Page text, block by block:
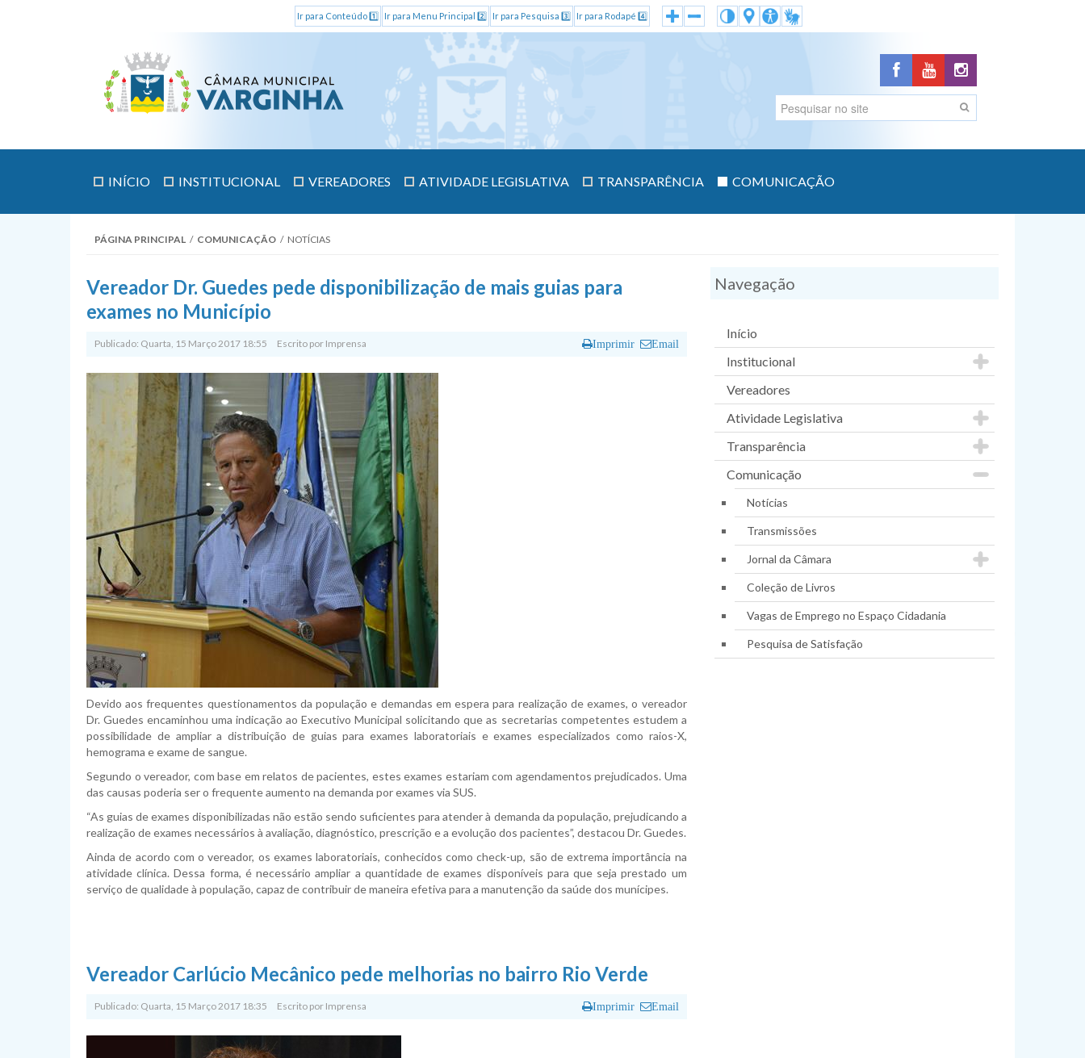
Ir para Conteúdo 1️⃣ Ir para Menu Principal 2️⃣ Ir para Pesquisa 3️⃣ Ir para Rodapé 4️⃣
INÍCIO INSTITUCIONAL VEREADORES ATIVIDADE LEGISLATIVA TRANSPARÊNCIA COMUNICAÇÃO
PÁGINA PRINCIPAL / COMUNICAÇÃO / NOTÍCIAS
Vereador Dr. Guedes pede disponibilização de mais guias para
exames no Município
Publicado: Quarta, 15 Março 2017 18:55 Escrito por Imprensa Imprimir Email
Devido aos frequentes questionamentos da população e demandas em espera para realização de exames, o vereador
Dr. Guedes encaminhou uma indicação ao Executivo Municipal solicitando que as secretarias competentes estudem a
possibilidade de ampliar a distribuição de guias para exames laboratoriais e exames especializados como raios-X,
hemograma e exame de sangue.
Segundo o vereador, com base em relatos de pacientes, estes exames estariam com agendamentos prejudicados. Uma
das causas poderia ser o frequente aumento na demanda por exames via SUS.
“As guias de exames disponibilizadas não estão sendo suficientes para atender à demanda da população, prejudicando a
realização de exames necessários à avaliação, diagnóstico, prescrição e a evolução dos pacientes”, destacou Dr. Guedes.
Ainda de acordo com o vereador, os exames laboratoriais, conhecidos como check-up, são de extrema importância na
atividade clínica. Dessa forma, é necessário ampliar a quantidade de exames disponíveis para que seja prestado um
serviço de qualidade à população, capaz de contribuir de maneira efetiva para a manutenção da saúde dos munícipes.
Vereador Carlúcio Mecânico pede melhorias no bairro Rio Verde
Publicado: Quarta, 15 Março 2017 18:35 Escrito por Imprensa Imprimir Email
Navegação
Início
Institucional
Vereadores
Atividade Legislativa
Transparência
Comunicação
Notícias
Transmissões
Jornal da Câmara
Coleção de Livros
Vagas de Emprego no Espaço Cidadania
Pesquisa de Satisfação